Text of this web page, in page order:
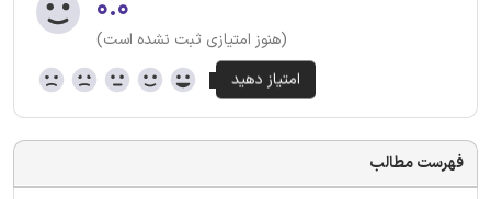
۰.۰
(هنوز امتیازی ثبت نشده است)
فهرست مطالب